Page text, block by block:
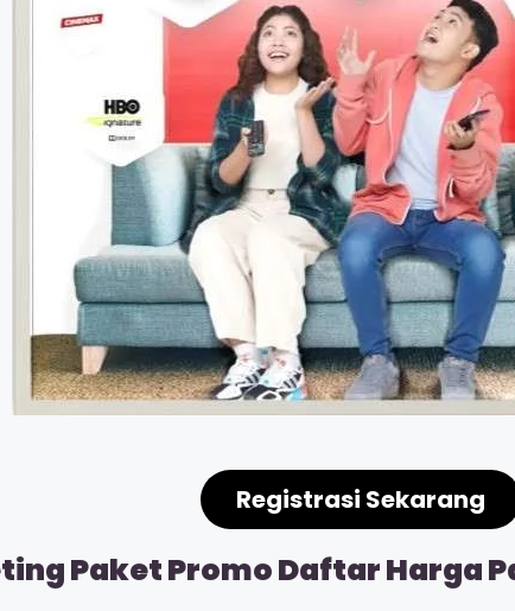
Registrasi Sekarang
Paket Promo Daftar Harga